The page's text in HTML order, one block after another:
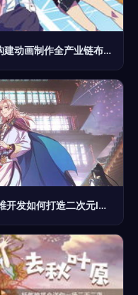
彩色铅笔完成Pre-A轮融资，加速构建动画制作全产业链布局
《有药》热播成“暑期动画梗王” 多维开发如何打造二次元IP出圈新思路